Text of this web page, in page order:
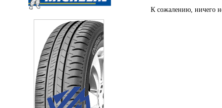
К сожалению, ничего